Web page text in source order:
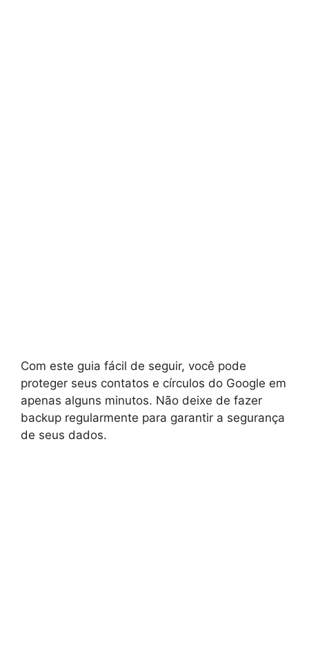
Com este guia fácil de seguir, você pode
proteger seus contatos e círculos do Google em
apenas alguns minutos. Não deixe de fazer
backup regularmente para garantir a segurança
de seus dados.